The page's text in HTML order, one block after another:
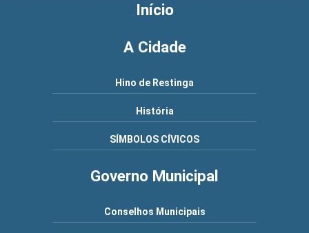
Início
A Cidade
Hino de Restinga
História
SÍMBOLOS CÍVICOS
Governo Municipal
Conselhos Municipais